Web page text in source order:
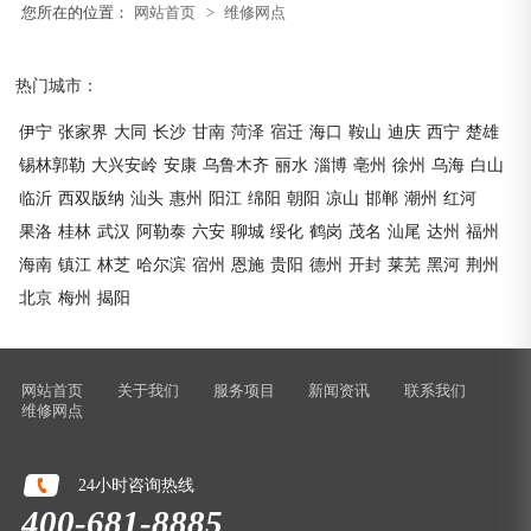
您所在的位置： 网站首页 > 维修网点
热门城市：
伊宁 张家界 大同 长沙 甘南 菏泽 宿迁 海口 鞍山 迪庆 西宁 楚雄
锡林郭勒 大兴安岭 安康 乌鲁木齐 丽水 淄博 亳州 徐州 乌海 白山
临沂 西双版纳 汕头 惠州 阳江 绵阳 朝阳 凉山 邯郸 潮州 红河
果洛 桂林 武汉 阿勒泰 六安 聊城 绥化 鹤岗 茂名 汕尾 达州 福州
海南 镇江 林芝 哈尔滨 宿州 恩施 贵阳 德州 开封 莱芜 黑河 荆州
北京 梅州 揭阳
网站首页 关于我们 服务项目 新闻资讯
联系我们
维修网点
24小时咨询热线
400-681-8885